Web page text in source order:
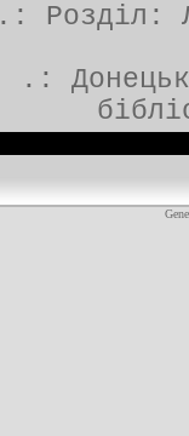
.: Розділ:
.: